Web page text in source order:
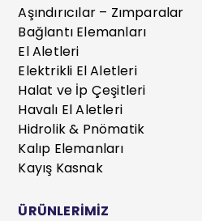
Aşındırıcılar – Zımparalar
Bağlantı Elemanları
El Aletleri
Elektrikli El Aletleri
Halat ve İp Çeşitleri
Havalı El Aletleri
Hidrolik & Pnömatik
Kalıp Elemanları
Kayış Kasnak
ÜRÜNLERİMİZ